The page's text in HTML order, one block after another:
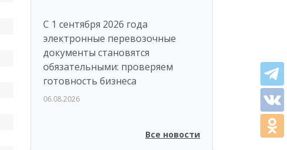
С 1 сентября 2026 года
электронные перевозочные
документы становятся
обязательными: проверяем
готовность бизнеса
06.08.2026
Все новости